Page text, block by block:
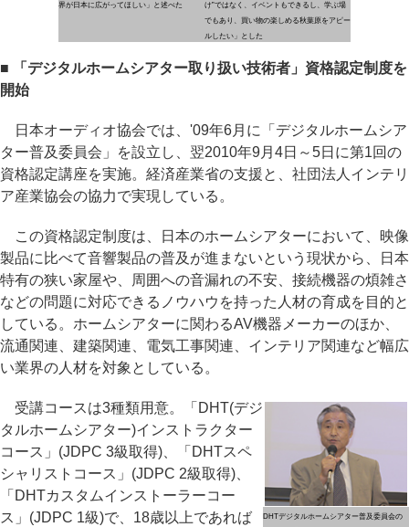
界が日本に広がってほしい」と述べた
け”ではなく、イベントもできるし、学ぶ場
でもあり、買い物の楽しめる秋葉原をアピー
ルしたい」とした
■ 「デジタルホームシアター取り扱い技術者」資格認定制度を
開始
日本オーディオ協会では、'09年6月に「デジタルホームシア
ター普及委員会」を設立し、翌2010年9月4日～5日に第1回の
資格認定講座を実施。経済産業省の支援と、社団法人インテリ
ア産業協会の協力で実現している。
この資格認定制度は、日本のホームシアターにおいて、映像
製品に比べて音響製品の普及が進まないという現状から、日本
特有の狭い家屋や、周囲への音漏れの不安、接続機器の煩雑さ
などの問題に対応できるノウハウを持った人材の育成を目的と
している。ホームシアターに関わるAV機器メーカーのほか、
流通関連、建築関連、電気工事関連、インテリア関連など幅広
い業界の人材を対象としている。
DHTデジタルホームシアター普及委員会の
受講コースは3種類用意。「DHT(デジ
タルホームシアター)インストラクター
コース」(JDPC 3級取得)、「DHTスペ
シャリストコース」(JDPC 2級取得)、
「DHTカスタムインストーラーコー
ス」(JDPC 1級)で、18歳以上であれば